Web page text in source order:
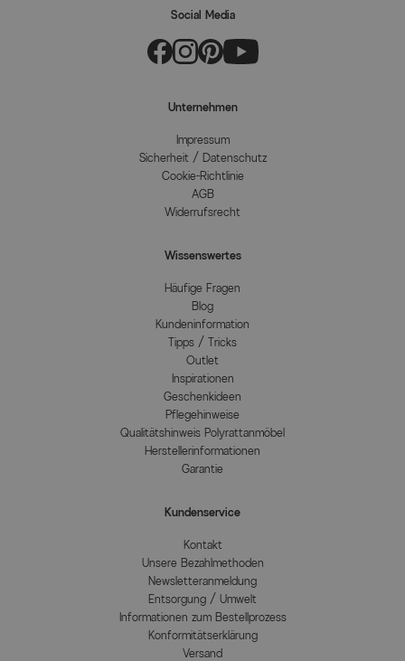
Social Media
Unternehmen
Impressum
Sicherheit / Datenschutz
Cookie-Richtlinie
AGB
Widerrufsrecht
Wissenswertes
Häufige Fragen
Blog
Kundeninformation
Tipps / Tricks
Outlet
Inspirationen
Geschenkideen
Pflegehinweise
Qualitätshinweis Polyrattanmöbel
Herstellerinformationen
Garantie
Kundenservice
Kontakt
Unsere Bezahlmethoden
Newsletteranmeldung
Entsorgung / Umwelt
Informationen zum Bestellprozess
Konformitätserklärung
Versand